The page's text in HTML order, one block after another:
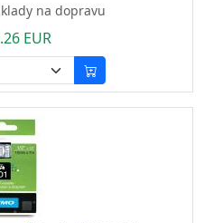
na dopravu
EUR